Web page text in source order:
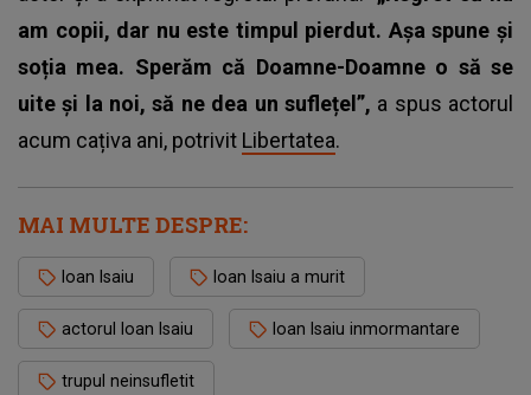
am copii, dar nu este timpul pierdut. Așa spune și
soția mea. Sperăm că Doamne-Doamne o să se
uite și la noi, să ne dea un suflețel”, a spus actorul
acum cațiva ani, potrivit Libertatea.
MAI MULTE DESPRE:
Ioan Isaiu Ioan Isaiu a murit
actorul Ioan Isaiu Ioan Isaiu inmormantare
trupul neinsufletit